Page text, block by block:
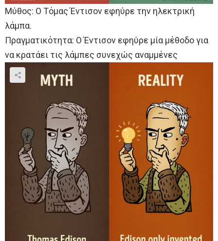
Μύθος: Ο Τόμας Έντισον εφηύρε την ηλεκτρική
λάμπα.
Πραγματικότητα: Ο Έντισον εφηύρε μία μέθοδο για
να κρατάει τις λάμπες συνεχώς αναμμένες